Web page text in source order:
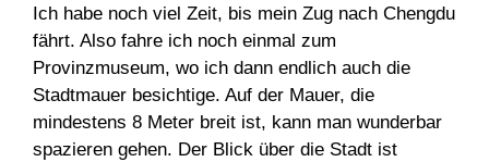
Ich habe noch viel Zeit, bis mein Zug nach Chengdu
fährt. Also fahre ich noch einmal zum
Provinzmuseum, wo ich dann endlich auch die
Stadtmauer besichtige. Auf der Mauer, die
mindestens 8 Meter breit ist, kann man wunderbar
spazieren gehen. Der Blick über die Stadt ist